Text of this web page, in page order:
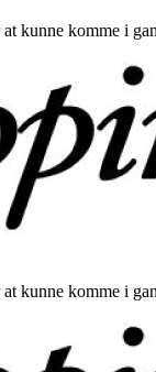
kunne komme i
kunne komme i